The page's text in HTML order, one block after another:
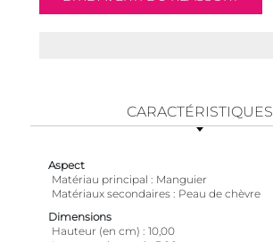
CARACTÉRISTIQUES
Aspect
Matériau principal
Manguier
Matériaux secondaires
Peau de chèvre
Dimensions
Hauteur (en cm)
10,00